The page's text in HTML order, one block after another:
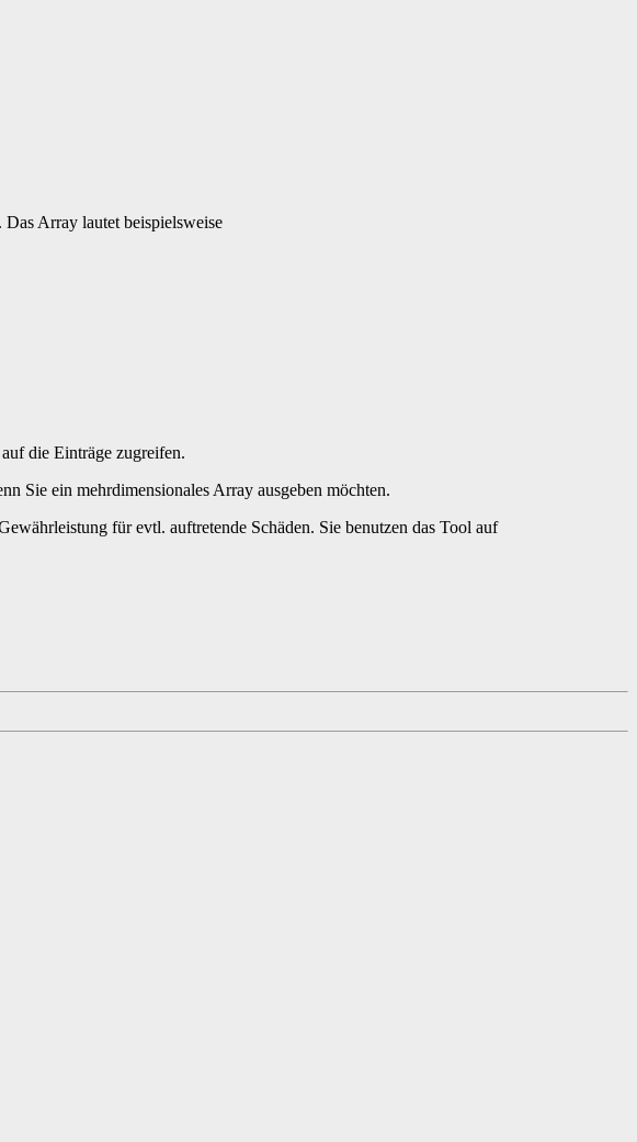
Array lautet beispiels­weise
die Einträge zugreifen.
Sie ein mehrdimensionales Array ausgeben möchten.
für evtl. auftretende Schäden. Sie benutzen das Tool auf